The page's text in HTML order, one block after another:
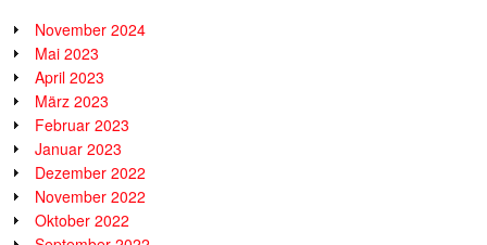
November 2024
Mai 2023
April 2023
März 2023
Februar 2023
Januar 2023
Dezember 2022
November 2022
Oktober 2022